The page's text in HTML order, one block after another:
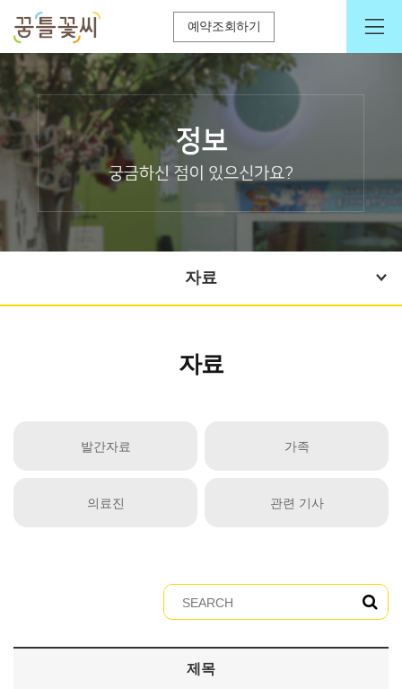
예약조회하기
자료
자료
발간자료 가족
의료진 관련 기사
제목